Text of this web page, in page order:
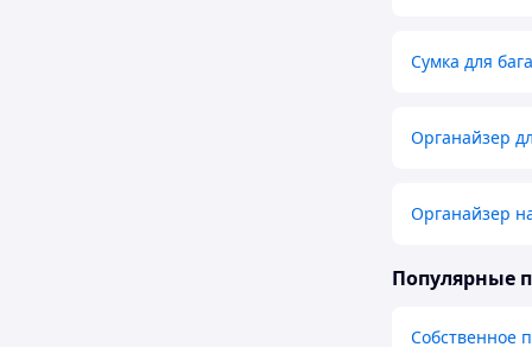
Сумка для
Органайзер
Органайзер
Популярные
Собственное